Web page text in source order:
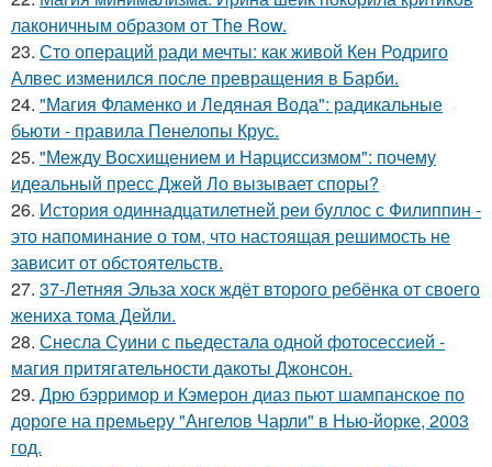
лаконичным образом от The Row.
23. Сто операций ради мечты: как живой Кен Родриго
Алвес изменился после превращения в Барби.
24. "Магия Фламенко и Ледяная Вода": радикальные
бьюти - правила Пенелопы Крус.
25. "Между Восхищением и Нарциссизмом": почему
идеальный пресс Джей Ло вызывает споры?
26. История одиннадцатилетней реи буллос с Филиппин -
это напоминание о том, что настоящая решимость не
зависит от обстоятельств.
27. 37-Летняя Эльза хоск ждёт второго ребёнка от своего
жениха тома Дейли.
28. Снесла Суини с пьедестала одной фотосессией -
магия притягательности дакоты Джонсон.
29. Дрю бэрримор и Кэмерон диаз пьют шампанское по
дороге на премьеру "Ангелов Чарли" в Нью-йорке, 2003
год.